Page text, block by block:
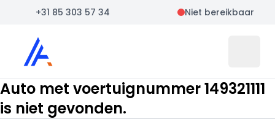
+31 85 303 57 34 Niet bereikbaar
Auto Atlas
Auto met voertuignummer 149321111
is niet gevonden.